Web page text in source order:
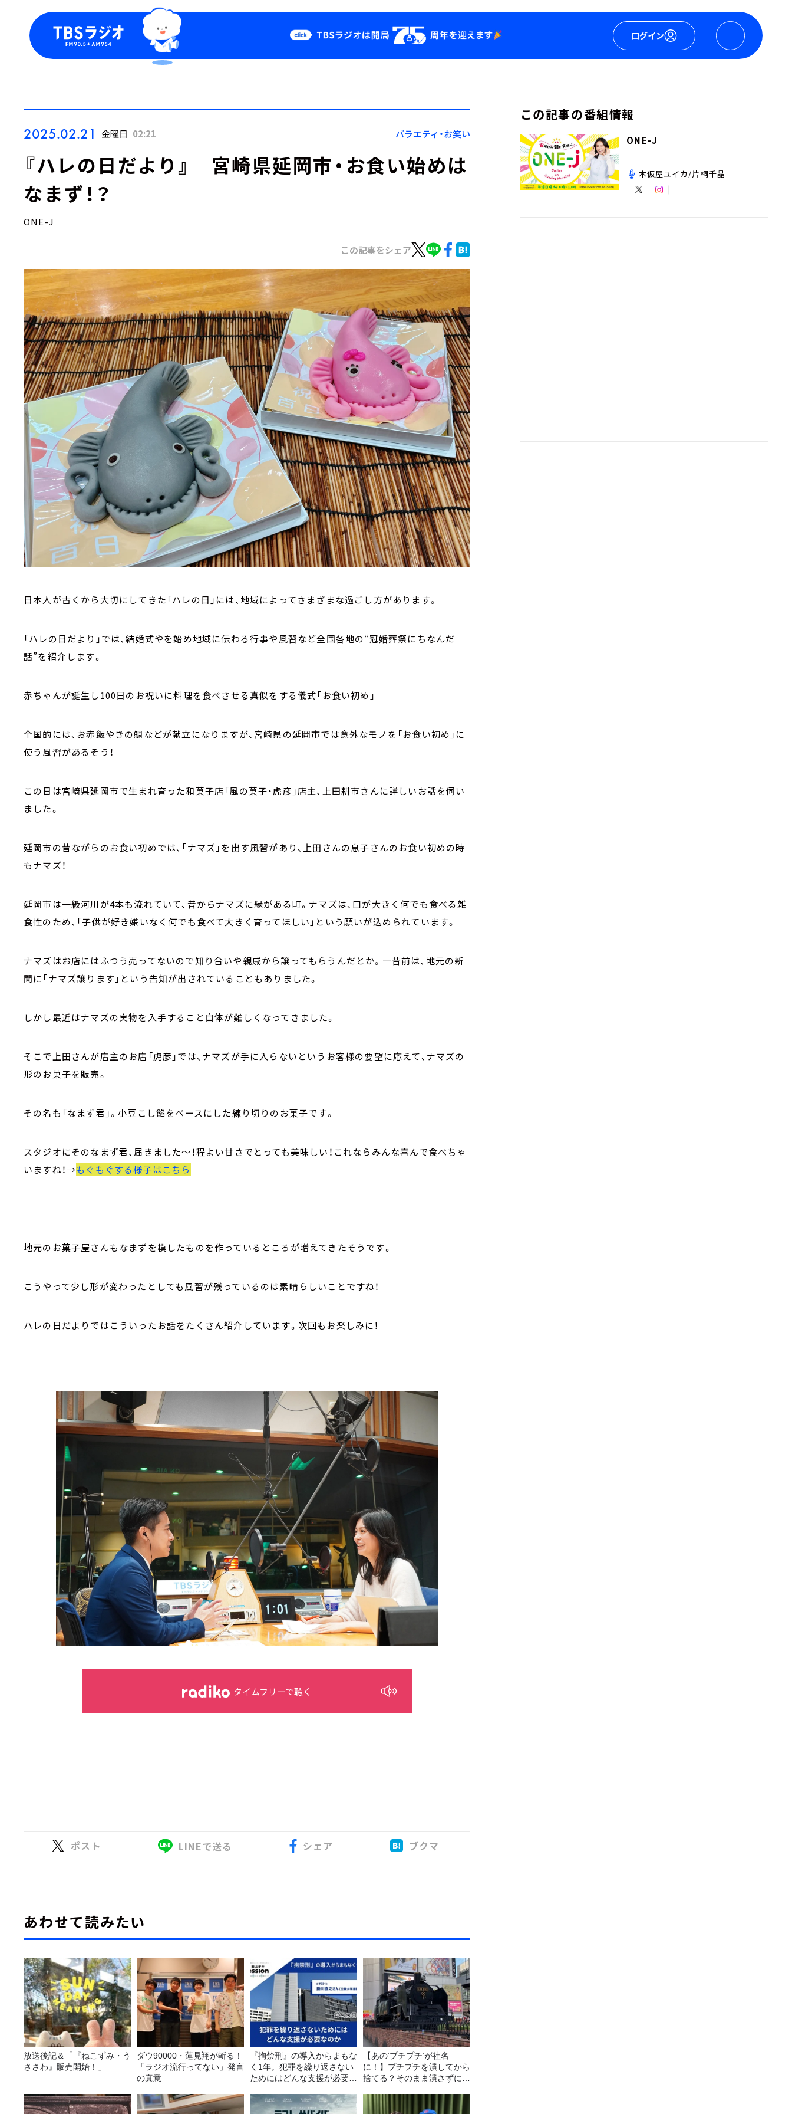
ログイン
Podcast
YouTube
会社情報
2025.02.21 金曜日 02:21 バラエティ・お笑い
『ハレの日だより』 宮崎県延岡市・お食い始めは
なまず！？
ONE-J
この記事をシェア
日本人が古くから大切にしてきた「ハレの日」には、地域によってさまざまな過ごし方があります。
「ハレの日だより」では、結婚式やを始め地域に伝わる行事や風習など全国各地の“冠婚葬祭にちなんだ
話”を紹介します。
赤ちゃんが誕生し100日のお祝いに料理を食べさせる真似をする儀式「お食い初め」
全国的には、お赤飯やきの鯛などが献立になりますが、宮崎県の延岡市では意外なモノを「お食い初め」に
使う風習があるそう！
この日は宮崎県延岡市で生まれ育った和菓子店「風の菓子・虎彦」店主、上田耕市さんに詳しいお話を伺い
ました。
延岡市の昔ながらのお食い初めでは、「ナマズ」を出す風習があり、上田さんの息子さんのお食い初めの時
もナマズ！
延岡市は一級河川が4本も流れていて、昔からナマズに縁がある町。ナマズは、口が大きく何でも食べる雑
食性のため、「子供が好き嫌いなく何でも食べて大きく育ってほしい」という願いが込められています。
ナマズはお店にはふつう売ってないので知り合いや親戚から譲ってもらうんだとか。一昔前は、地元の新
聞に「ナマズ譲ります」という告知が出されていることもありました。
しかし最近はナマズの実物を入手すること自体が難しくなってきました。
そこで上田さんが店主のお店「虎彦」では、ナマズが手に入らないというお客様の要望に応えて、ナマズの
形のお菓子を販売。
その名も「なまず君」。小豆こし餡をベースにした練り切りのお菓子です。
スタジオにそのなまず君、届きました～！程よい甘さでとっても美味しい！これならみんな喜んで食べちゃ
いますね！→もぐもぐする様子はこちら
地元のお菓子屋さんもなまずを模したものを作っているところが増えてきたそうです。
こうやって少し形が変わったとしても風習が残っているのは素晴らしいことですね！
ハレの日だよりではこういったお話をたくさん紹介しています。次回もお楽しみに！
タイムフリーで聴く
ポスト LINEで送る シェア ブクマ
あわせて読みたい
放送後記＆「『ねこずみ・う
ささわ』販売開始！」
ダウ90000・蓮見翔が斬る！
「ラジオ流行ってない」発言
の真意
『拘禁刑』の導入からまもな
く1年。犯罪を繰り返さない
ためにはどんな支援が必要な
【あの‘プチプチ‘が社名
に！】プチプチを潰してから
捨てる？そのまま潰さずに捨
この記事の番組情報
ONE-J
本仮屋ユイカ/片桐千晶